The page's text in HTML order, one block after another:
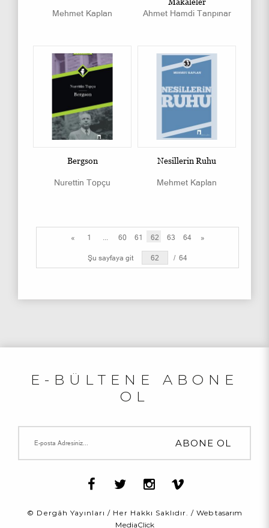
Mehmet Kaplan
Ahmet Hamdi Tanpınar
Bergson
Nurettin Topçu
Nesillerin Ruhu
Mehmet Kaplan
« 1 ... 60 61 62 63 64 »
Şu sayfaya git / 64
E-BÜLTENE ABONE
OL
© Dergâh Yayınları / Her Hakkı Saklıdır. / Web tasarım
MediaClick